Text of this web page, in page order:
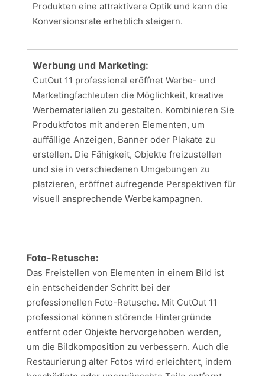
Produkten eine attraktivere Optik und kann die
Konversionsrate erheblich steigern.
Werbung und Marketing:
CutOut 11 professional eröffnet Werbe- und
Marketingfachleuten die Möglichkeit, kreative
Werbematerialien zu gestalten. Kombinieren Sie
Produktfotos mit anderen Elementen, um
auffällige Anzeigen, Banner oder Plakate zu
erstellen. Die Fähigkeit, Objekte freizustellen
und sie in verschiedenen Umgebungen zu
platzieren, eröffnet aufregende Perspektiven für
visuell ansprechende Werbekampagnen.
Foto-Retusche:
Das Freistellen von Elementen in einem Bild ist
ein entscheidender Schritt bei der
professionellen Foto-Retusche. Mit CutOut 11
professional können störende Hintergründe
entfernt oder Objekte hervorgehoben werden,
um die Bildkomposition zu verbessern. Auch die
Restaurierung alter Fotos wird erleichtert, indem